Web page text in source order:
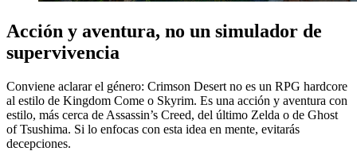
Acción y aventura, no un simulador de
supervivencia
Conviene aclarar el género: Crimson Desert no es un RPG hardcore
al estilo de Kingdom Come o Skyrim. Es una acción y aventura con
estilo, más cerca de Assassin’s Creed, del último Zelda o de Ghost
of Tsushima. Si lo enfocas con esta idea en mente, evitarás
decepciones.